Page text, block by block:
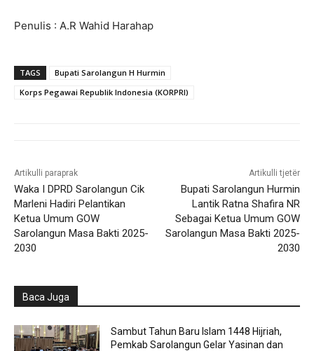
Penulis : A.R Wahid Harahap
TAGS
Bupati Sarolangun H Hurmin
Korps Pegawai Republik Indonesia (KORPRI)
Artikulli paraprak
Waka I DPRD Sarolangun Cik
Marleni Hadiri Pelantikan
Ketua Umum GOW
Sarolangun Masa Bakti 2025-
2030
Artikulli tjetër
Bupati Sarolangun Hurmin
Lantik Ratna Shafira NR
Sebagai Ketua Umum GOW
Sarolangun Masa Bakti 2025-
2030
Baca Juga
Sambut Tahun Baru Islam 1448 Hijriah,
Pemkab Sarolangun Gelar Yasinan dan